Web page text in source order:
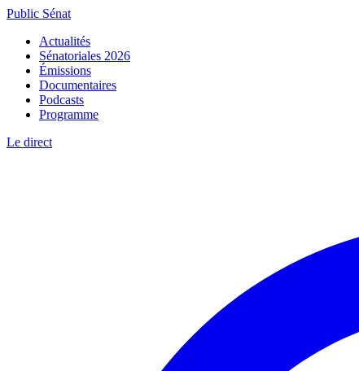
Public Sénat
Actualités
Sénatoriales 2026
Émissions
Documentaires
Podcasts
Programme
Le direct